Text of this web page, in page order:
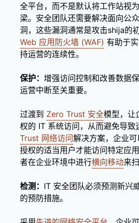
全平台，而不是默认将工作站视
梁。安全团队还需要解决面向公
洞，这些漏洞通常是攻击shija的
Web 应用防火墙 (WAF) 有助于
持运营的连续性。
保护： 增强访问控制和改善数据
运营中断至关重要。
过渡到 Zero Trust 安全模型，让
权的 IT 系统访问，从而避免导致
Trust 网络访问解决方案，企业
授权的适当用户才能访问特定应
者在企业环境中进行横向移动来
检测： IT 安全团队必须预测新兴
的预防措施。